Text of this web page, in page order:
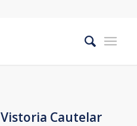
Vistoria Cautelar